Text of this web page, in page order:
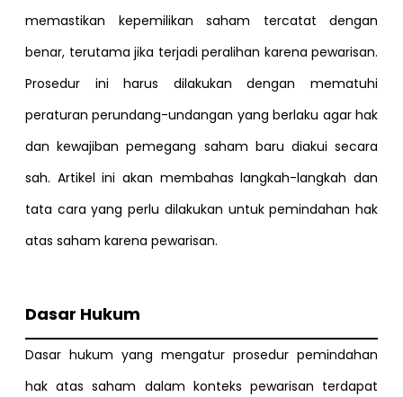
memastikan kepemilikan saham tercatat dengan
benar, terutama jika terjadi peralihan karena pewarisan.
Prosedur ini harus dilakukan dengan mematuhi
peraturan perundang-undangan yang berlaku agar hak
dan kewajiban pemegang saham baru diakui secara
sah. Artikel ini akan membahas langkah-langkah dan
tata cara yang perlu dilakukan untuk pemindahan hak
atas saham karena pewarisan.
Dasar Hukum
Dasar hukum yang mengatur prosedur pemindahan
hak atas saham dalam konteks pewarisan terdapat